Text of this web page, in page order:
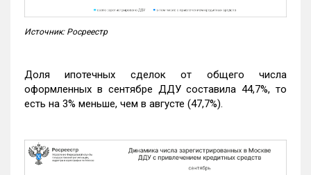
Источник: Росреестр
Доля ипотечных сделок от общего числа
оформленных в сентябре ДДУ составила 44,7%, то
есть на 3% меньше, чем в августе (47,7%).